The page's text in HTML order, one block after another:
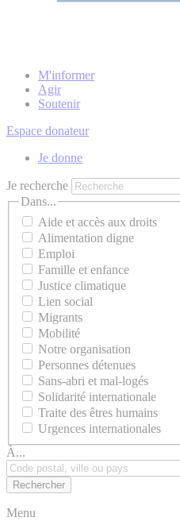
M'informer
Agir
Soutenir
Espace donateur
Je donne
Je recherche
Dans...
Aide et accès aux droits
Alimentation digne
Emploi
Famille et enfance
Justice climatique
Lien social
Migrants
Mobilité
Notre organisation
Personnes détenues
Sans-abri et mal-logés
Solidarité internationale
Traite des êtres humains
Urgences internationales
À...
Menu